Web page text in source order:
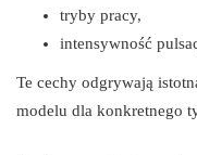
tryby pracy,
intensywność
Te cechy odgrywają
modelu dla konkretnego